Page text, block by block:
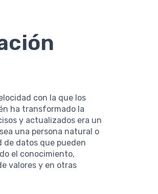
con la que los
ha transformado la
y actualizados era un
una persona natural o
de datos que pueden
el conocimiento,
valores y en otras